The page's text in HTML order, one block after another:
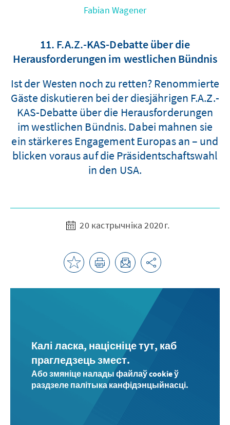
Fabian Wagener
11. F.A.Z.-KAS-Debatte über die
Herausforderungen im westlichen Bündnis
Ist der Westen noch zu retten? Renommierte
Gäste diskutieren bei der diesjährigen F.A.Z.-
KAS-Debatte über die Herausforderungen
im westlichen Bündnis. Dabei mahnen sie
ein stärkeres Engagement Europas an – und
blicken voraus auf die Präsidentschaftswahl
in den USA.
20 кастрычніка 2020 г.
Калі ласка, націсніце тут, каб
прагледзець змест.
Або змяніце налады файлаў cookie ў
раздзеле палітыка канфідэнцыйнасці.